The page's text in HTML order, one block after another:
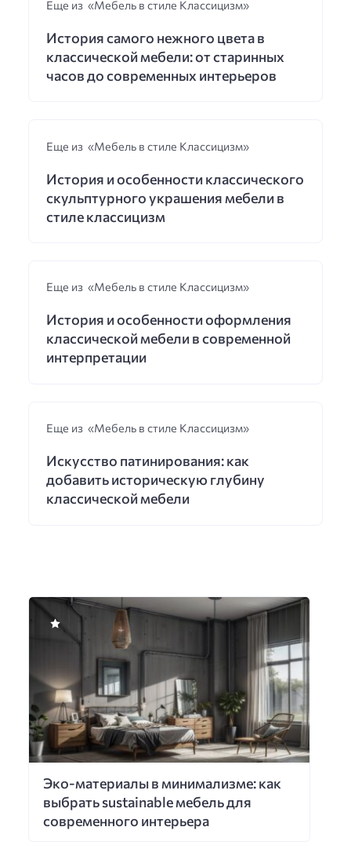
Еще из «Мебель в стиле Классицизм»
История самого нежного цвета в
классической мебели: от старинных
часов до современных интерьеров
Еще из «Мебель в стиле Классицизм»
История и особенности классического
скульптурного украшения мебели в
стиле классицизм
Еще из «Мебель в стиле Классицизм»
История и особенности оформления
классической мебели в современной
интерпретации
Еще из «Мебель в стиле Классицизм»
Искусство патинирования: как
добавить историческую глубину
классической мебели
Эко-материалы в минимализме: как
выбрать sustainable мебель для
современного интерьера